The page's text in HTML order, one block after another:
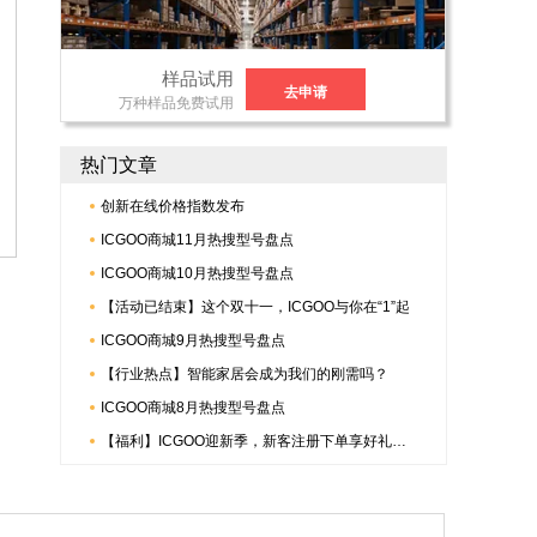
样品试用
万种样品免费试用
去申请
热门文章
创新在线价格指数发布
ICGOO商城11月热搜型号盘点
ICGOO商城10月热搜型号盘点
【活动已结束】这个双十一，ICGOO与你在“1”起
ICGOO商城9月热搜型号盘点
【行业热点】智能家居会成为我们的刚需吗？
ICGOO商城8月热搜型号盘点
【福利】ICGOO迎新季，新客注册下单享好礼，更有倍捷连接器多重惊喜哟~